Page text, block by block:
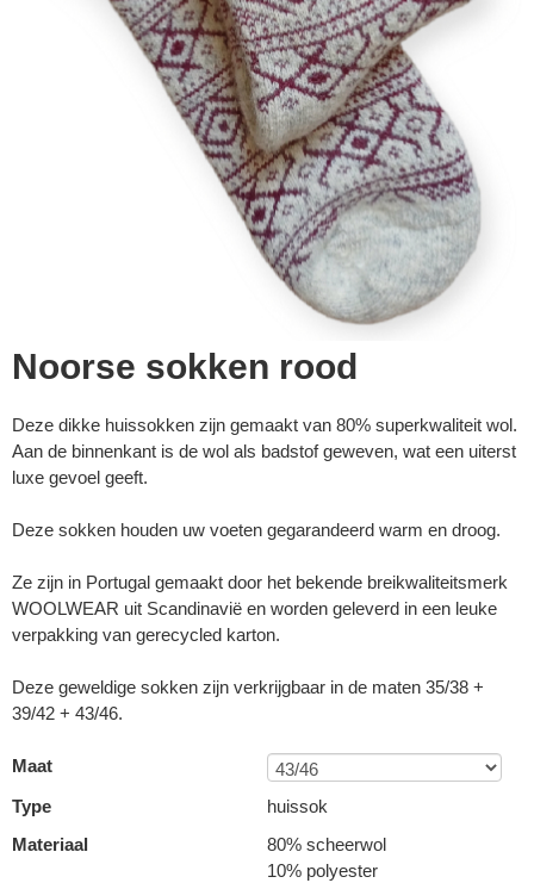
Noorse sokken rood
Deze dikke huissokken zijn gemaakt van 80% superkwaliteit wol.
Aan de binnenkant is de wol als badstof geweven, wat een uiterst
luxe gevoel geeft.
Deze sokken houden uw voeten gegarandeerd warm en droog.
Ze zijn in Portugal gemaakt door het bekende breikwaliteitsmerk
WOOLWEAR uit Scandinavië en worden geleverd in een leuke
verpakking van gerecycled karton.
Deze geweldige sokken zijn verkrijgbaar in de maten 35/38 +
39/42 + 43/46.
Maat
Type
huissok
Materiaal
80% scheerwol
10% polyester